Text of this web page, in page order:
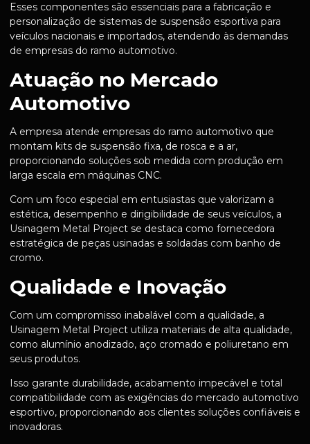
Esses componentes são essenciais para a fabricação e
personalização de sistemas de suspensão esportiva para
veículos nacionais e importados, atendendo às demandas
de empresas do ramo automotivo.
Atuação no Mercado
Automotivo
A empresa atende empresas do ramo automotivo que
montam kits de suspensão fixa, de rosca e a ar,
proporcionando soluções sob medida com produção em
larga escala em máquinas CNC.
Com um foco especial em entusiastas que valorizam a
estética, desempenho e dirigibilidade de seus veículos, a
Usinagem Metal Project se destaca como fornecedora
estratégica de peças usinadas e soldadas com banho de
cromo.
Qualidade e Inovação
Com um compromisso inabalável com a qualidade, a
Usinagem Metal Project utiliza materiais de alta qualidade,
como alumínio anodizado, aço cromado e poliuretano em
seus produtos.
Isso garante durabilidade, acabamento impecável e total
compatibilidade com as exigências do mercado automotivo
esportivo, proporcionando aos clientes soluções confiáveis e
inovadoras.